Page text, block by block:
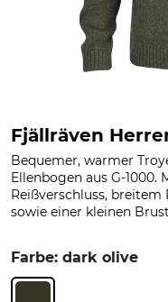
Fjällräven
Bequemer, warmer
Ellenbogen aus G-
Reißverschluss,
sowie einer kleinen
Farbe: dark olive